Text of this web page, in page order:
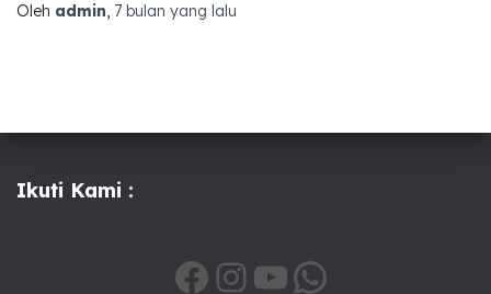
Oleh admin, 7 bulan yang lalu
Ikuti Kami :